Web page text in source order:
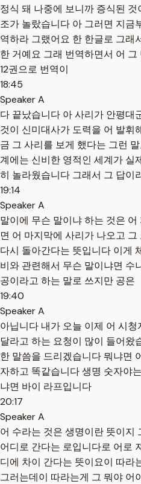
정식 돼 나중에 보니까 증식된
조가 놀랐습니다 아 그러면 지금
역하라 그랬어요 한 한글로 그래
한 거예요 그래 번역하면서 어 그
12권으로 번역이
18:45
Speaker A
다 끝났습니다 아 사리가 안평대
것이 신미대사가 도력을 어 발휘
금 그 사리를 보게 했다는 그런
계에는 신비한 영적인 세계가 실
히 놀라웠습니다 그래서 그 답이
19:14
Speaker A
말이에 무슨 말이냐 하는 것은
면 어 마지막에 사리가 나오고
다시 돌아간다는 뜻입니다 이게
비와 관련해서 무슨 말이냐면 수
공이라고 하는 말로 쓰지만 공은
19:40
Speaker A
아닙니다 내가 오늘 이제 어 시
달라고 하는 요청이 많이 들어왔
한 말씀을 드리겠습니다 뭐냐면
자하고 똑같습니다 생명 숫자야
냐면 바이 라프입니다
20:17
Speaker A
어 수라는 것은 생명이란 뜻이지
어디로 간다는 로입니다로 어로
디에 차이 간다는 뜻이요이 따라
그러는데이 따라는게 그 뭐야 어